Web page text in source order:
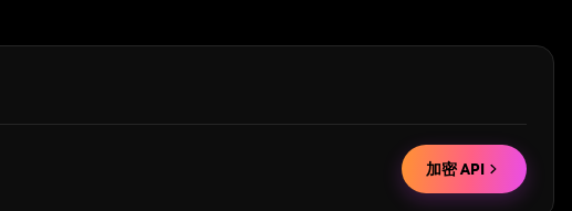
加密 API